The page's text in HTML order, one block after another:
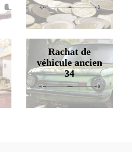
Rachat de
véhicule ancien
34